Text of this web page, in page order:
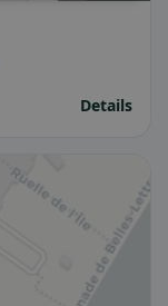
Details